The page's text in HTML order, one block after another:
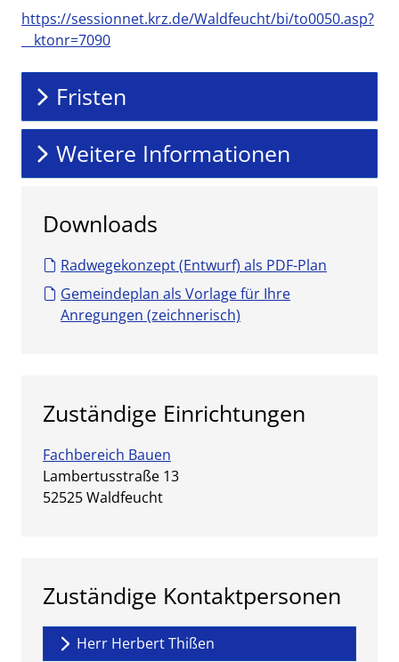
https://sessionnet.krz.de/Waldfeucht/bi/to0050.asp?
__ktonr=7090
Fristen
Weitere Informationen
Downloads
Radwegekonzept (Entwurf) als PDF-Plan
Gemeindeplan als Vorlage für Ihre
Anregungen (zeichnerisch)
Zuständige Einrichtungen
Fachbereich Bauen
Straße:
Lambertusstraße Hausnummer:
13
PLZ:
52525Ort:
Waldfeucht
Zuständige Kontaktpersonen
Herr Herbert Thißen